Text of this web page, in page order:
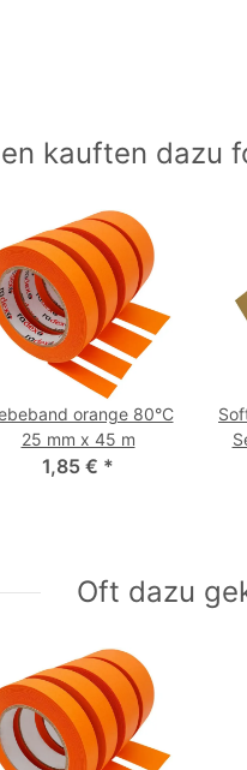
kauften dazu
orange 80°C
25 mm x 45 m
1,85 € *
Oft dazu